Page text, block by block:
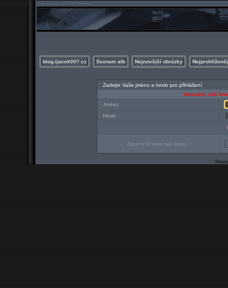
blog.ijacek007.cz Seznam alb Nejnovější obrázky
Zadejte Vaše jméno a heslo pro přihlášení
Varování, váš
Jméno
Heslo
Zapomněl jsem své heslo.